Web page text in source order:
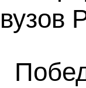
вузов